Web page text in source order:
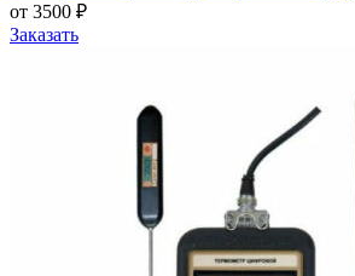
от 3500 ₽
Заказать